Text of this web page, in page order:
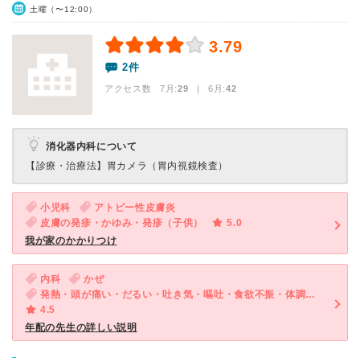
土曜（〜12:00）
3.79
2件
アクセス数 7月:29 | 6月:42
消化器内科について
【診療・治療法】 胃カメラ（胃内視鏡検査）
小児科
アトピー性皮膚炎
皮膚の発疹・かゆみ・発疹（子供）
5.0
我が家のかかりつけ
内科
かぜ
発熱・頭が痛い・だるい・吐き気・嘔吐・食欲不振・体調不良
4.5
年配の先生の詳しい説明